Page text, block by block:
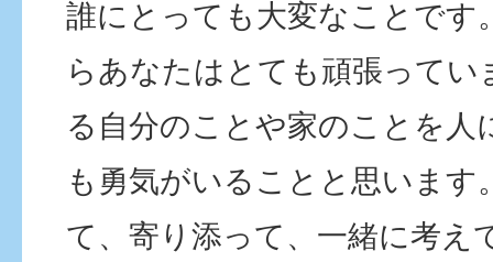
誰にとっても大変なことです
らあなたはとても頑張ってい
る自分のことや家のことを人
も勇気がいることと思います
て、寄り添って、一緒に考え